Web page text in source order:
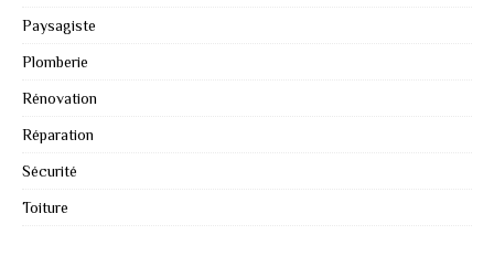
Paysagiste
Plomberie
Rénovation
Réparation
Sécurité
Toiture